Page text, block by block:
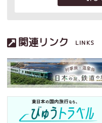
関連リンク LINKS